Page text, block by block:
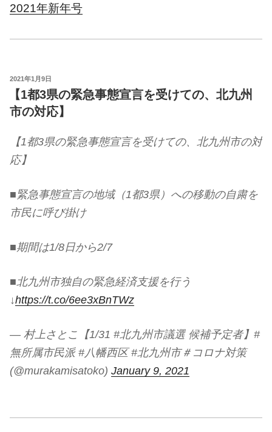
2021年新年号
投
日:
2021年1月9日
【1都3県の緊急事態宣言を受けての、北九州
市の対応】
【1都3県の緊急事態宣言を受けての、北九州市の対
応】
■緊急事態宣言の地域（1都3県）への移動の自粛を
市民に呼び掛け
■期間は1/8日から2/7
■北九州市独自の緊急経済支援を行う
↓https://t.co/6ee3xBnTWz
— 村上さとこ【1/31 #北九州市議選 候補予定者】#
無所属市民派 #八幡西区 #北九州市＃コロナ対策
(@murakamisatoko) January 9, 2021